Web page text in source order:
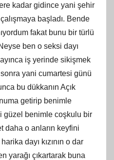
kadar gidince yani şehir
başladı. Bende
fakat bunu bir türlü
ben o seksi dayı
iş yerinde sikişmek
yani cumartesi günü
bu dükkanın Açık
getirip benimle
güzel benimle coşkulu bir
daha o anların keyfini
dayı kızının o dar
yarağı çıkartarak buna